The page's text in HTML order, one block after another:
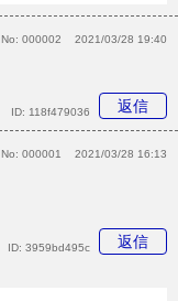
No: 000002 2021/03/28 19:40
返信
ID: 118f479036
No: 000001 2021/03/28 16:13
返信
ID: 3959bd495c